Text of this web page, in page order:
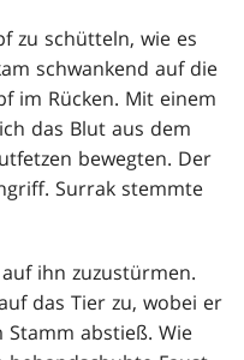
zu schütteln, wie es
schwankend auf die
im Rücken. Mit einem
das Blut aus dem
bewegten. Der
Surrak stemmte
ihn zuzustürmen.
das Tier zu, wobei er
abstieß. Wie